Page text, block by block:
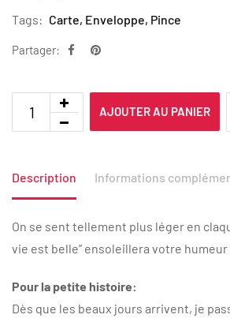
Tags: Carte, Enveloppe, Pince
Partager:
AJOUTER AU PANIER
Description Informations
On se sent tellement plus léger en
vie est belle” ensoleillera votre
Pour la petite histoire:
Dès que les beaux jours arrivent, je